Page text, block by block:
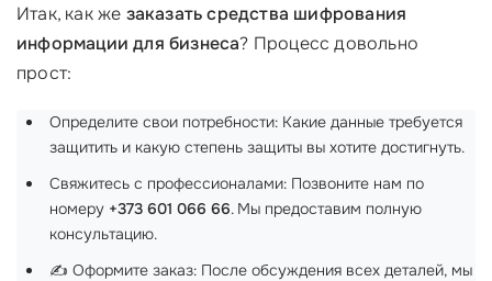
Итак, как же заказать средства шифрования
информации для бизнеса? Процесс довольно
прост:
Определите свои потребности: Какие данные требуется
защитить и какую степень защиты вы хотите достигнуть.
Свяжитесь с профессионалами: Позвоните нам по
номеру +373 601 066 66. Мы предоставим полную
консультацию.
✍️ Оформите заказ: После обсуждения всех деталей, мы